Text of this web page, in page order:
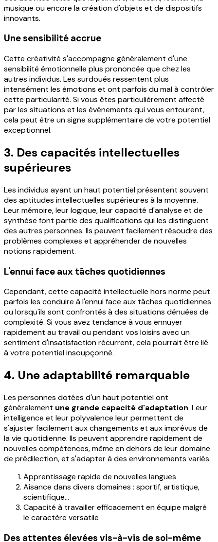
musique ou encore la création d'objets et de dispositifs
innovants.
Une sensibilité accrue
Cette créativité s'accompagne généralement d'une
sensibilité émotionnelle plus prononcée que chez les
autres individus. Les surdoués ressentent plus
intensément les émotions et ont parfois du mal à contrôler
cette particularité. Si vous êtes particulièrement affecté
par les situations et les événements qui vous entourent,
cela peut être un signe supplémentaire de votre potentiel
exceptionnel.
3. Des capacités intellectuelles
supérieures
Les individus ayant un haut potentiel présentent souvent
des aptitudes intellectuelles supérieures à la moyenne.
Leur mémoire, leur logique, leur capacité d'analyse et de
synthèse font partie des qualifications qui les distinguent
des autres personnes. Ils peuvent facilement résoudre des
problèmes complexes et appréhender de nouvelles
notions rapidement.
L'ennui face aux tâches quotidiennes
Cependant, cette capacité intellectuelle hors norme peut
parfois les conduire à l'ennui face aux tâches quotidiennes
ou lorsqu'ils sont confrontés à des situations dénuées de
complexité. Si vous avez tendance à vous ennuyer
rapidement au travail ou pendant vos loisirs avec un
sentiment d'insatisfaction récurrent, cela pourrait être lié
à votre potentiel insoupçonné.
4. Une adaptabilité remarquable
Les personnes dotées d'un haut potentiel ont
généralement une grande capacité d'adaptation. Leur
intelligence et leur polyvalence leur permettent de
s'ajuster facilement aux changements et aux imprévus de
la vie quotidienne. Ils peuvent apprendre rapidement de
nouvelles compétences, même en dehors de leur domaine
de prédilection, et s'adapter à des environnements variés.
Apprentissage rapide de nouvelles langues
Aisance dans divers domaines : sportif, artistique,
scientifique...
Capacité à travailler efficacement en équipe malgré
le caractère versatile
Des attentes élevées vis-à-vis de soi-même